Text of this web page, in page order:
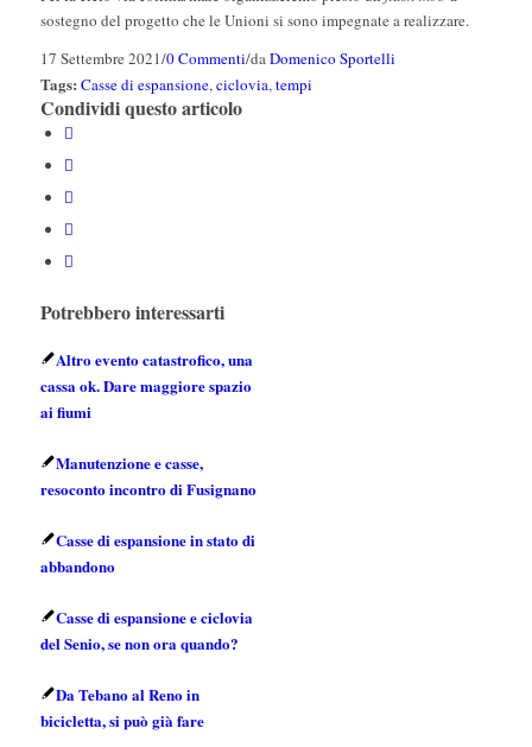
sostegno del progetto che le Unioni si sono impegnate a realizzare.
17 Settembre 2021/0 Commenti/da Domenico Sportelli
Tags: Casse di espansione, ciclovia, tempi
Condividi questo articolo
Potrebbero interessarti
Altro evento catastrofico, una
cassa ok. Dare maggiore spazio
ai fiumi
Manutenzione e casse,
resoconto incontro di Fusignano
Casse di espansione in stato di
abbandono
Casse di espansione e ciclovia
del Senio, se non ora quando?
Da Tebano al Reno in
bicicletta, si può già fare